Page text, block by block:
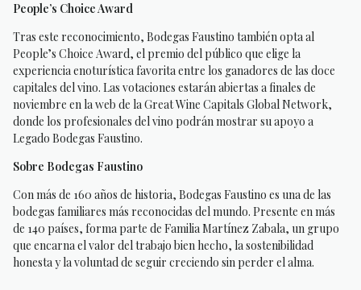
People’s Choice Award
Tras este reconocimiento, Bodegas Faustino también opta al
People’s Choice Award, el premio del público que elige la
experiencia enoturística favorita entre los ganadores de las doce
capitales del vino. Las votaciones estarán abiertas a finales de
noviembre en la web de la Great Wine Capitals Global Network,
donde los profesionales del vino podrán mostrar su apoyo a
Legado Bodegas Faustino.
Sobre Bodegas Faustino
Con más de 160 años de historia, Bodegas Faustino es una de las
bodegas familiares más reconocidas del mundo. Presente en más
de 140 países, forma parte de Familia Martínez Zabala, un grupo
que encarna el valor del trabajo bien hecho, la sostenibilidad
honesta y la voluntad de seguir creciendo sin perder el alma.